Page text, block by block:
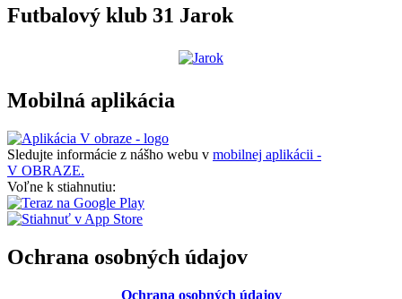
Futbalový klub 31 Jarok
Mobilná aplikácia
Sledujte informácie z nášho webu v mobilnej aplikácii -
V OBRAZE.
Voľne k stiahnutiu:
Ochrana osobných údajov
Ochrana osobných údajov